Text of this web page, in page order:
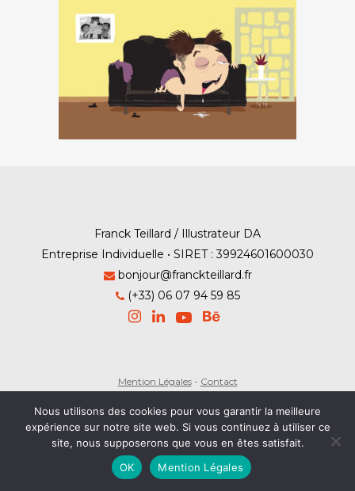
Franck Teillard / Illustrateur DA
Entreprise Individuelle • SIRET : 39924601600030
bonjour@franckteillard.fr
(+33) 06 07 94 59 85
Mention Légales- Contact
© Franck Teillard 2026
Nous utilisons des cookies pour vous garantir la meilleure
expérience sur notre site web. Si vous continuez à utiliser ce
site, nous supposerons que vous en êtes satisfait.
OK
Mention Légales